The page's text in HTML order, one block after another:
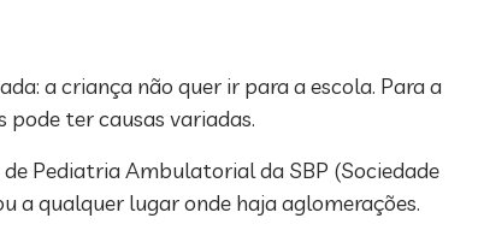
a criança não quer ir para a escola. Para a
ter causas variadas.
Pediatria Ambulatorial da SBP (Sociedade
a qualquer lugar onde haja aglomerações.